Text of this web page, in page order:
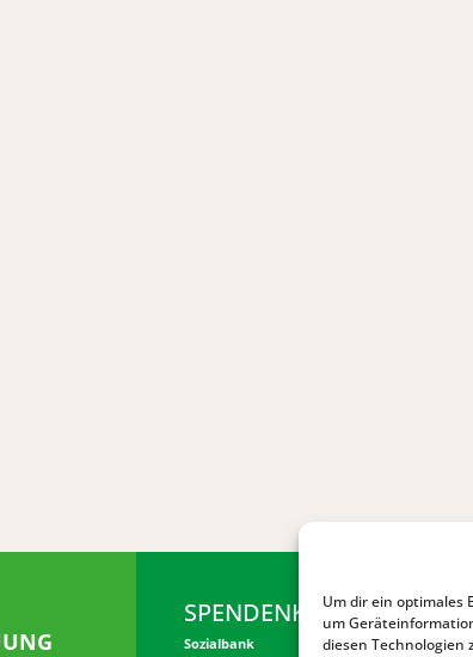
Um dir ein optimales
um
diesen
SPENDENKONTO
Sozialbank